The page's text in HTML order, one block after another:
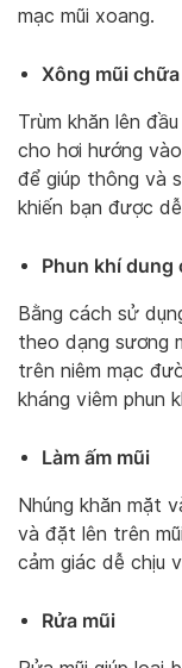
mạc mũi xoang.
Xông mũi
Trùm khăn lên
cho hơi hướng
để giúp thông và
khiến bạn được
Phun khí dung
Bằng cách sử
theo dạng sương
trên niêm mạc
kháng viêm phun
Làm ấm mũi
Nhúng khăn mặt
và đặt lên trên
cảm giác dễ chịu
Rửa mũi